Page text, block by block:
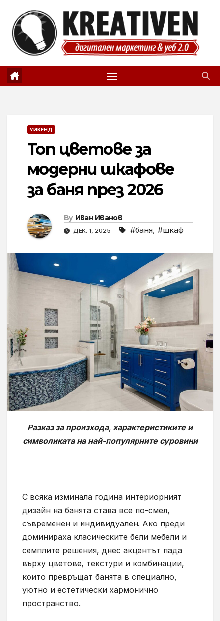
content
УИКЕНД
Топ цветове за
модерни шкафове
за баня през 2026
By Иван Иванов
ДЕК. 1, 2025 #баня, #шкаф
Разказ за произхода, характеристиките и
символиката на най-популярните суровини
С всяка изминала година интериорният
дизайн на банята става все по-смел,
съвременен и индивидуален. Ако преди
доминираха класическите бели мебели и
семплите решения, днес акцентът пада
върху цветове, текстури и комбинации,
които превръщат банята в специално,
уютно и естетически хармонично
пространство.